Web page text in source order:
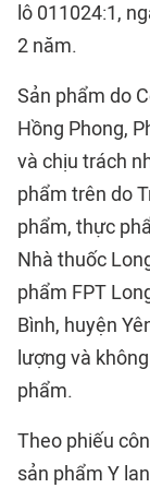
lô 011024:1,
2 năm.
Sản phẩm do
Hồng Phong,
và chịu trách
phẩm trên do
phẩm, thực
Nhà thuốc
phẩm FPT
Bình, huyện
lượng và
phẩm.
Theo phiếu
sản phẩm Y